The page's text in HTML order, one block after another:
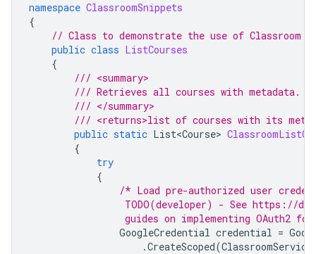
namespace ClassroomSnippets
{
// Class to demonstrate the use of Classroom
public class ListCourses
{
/// <summary>
/// Retrieves all courses with metadata.
/// </summary>
/// <returns>list of courses with its
public static List<Course>
{
try
{
/* Load pre-authorized user
TODO(developer) - See https://
guides on implementing OAuth2
GoogleCredential credential =
.CreateScoped(ClassroomService